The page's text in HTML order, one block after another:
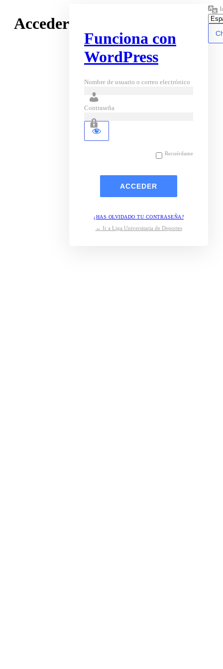
Acceder
Funciona con
WordPress
Nombre de usuario o correo electrónico
Contraseña
Recuérdame
¿HAS OLVIDADO TU CONTRASEÑA?
← Ir a Liga Universitaria de Deportes